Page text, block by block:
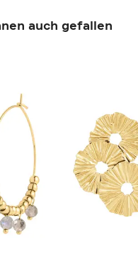
auch gefallen